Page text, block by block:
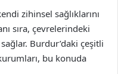
zihinsel sağlıklarını
sıra, çevrelerindeki
Burdur’daki çeşitli
bu konuda